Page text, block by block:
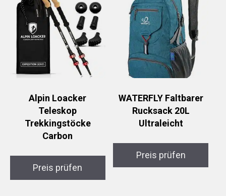
Alpin Loacker
Teleskop
Trekkingstöcke
Carbon
Preis prüfen
WATERFLY Faltbarer
Rucksack 20L
Ultraleicht
Preis prüfen